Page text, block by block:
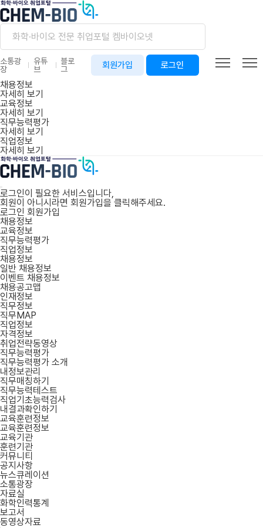
소통광
장
유튜
브
블로
그
회원가입 로그인
채용정보
자세히 보기
교육정보
자세히 보기
직무능력평가
자세히 보기
직업정보
자세히 보기
로그인이 필요한 서비스입니다,
회원이 아니시라면 회원가입을 클릭해주세요.
로그인 회원가입
채용정보
교육정보
직무능력평가
직업정보
채용정보
일반 채용정보
이벤트 채용정보
채용공고맵
인재정보
직무정보
직무MAP
직업정보
자격정보
취업전략동영상
직무능력평가
직무능력평가 소개
내정보관리
직무매칭하기
직무능력테스트
직업기초능력검사
내결과확인하기
교육훈련정보
교육훈련정보
교육기관
훈련기관
커뮤니티
공지사항
뉴스큐레이션
소통광장
자료실
화학인력통계
보고서
동영상자료